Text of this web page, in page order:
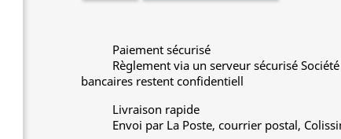
Paiement sécurisé
Règlement via un serveur sécurisé
bancaires restent confidentiell
Livraison rapide
Envoi par La Poste, courrier postal,